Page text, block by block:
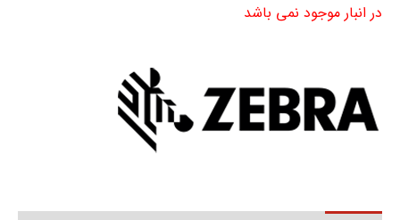
در انبار موجود نمی باشد